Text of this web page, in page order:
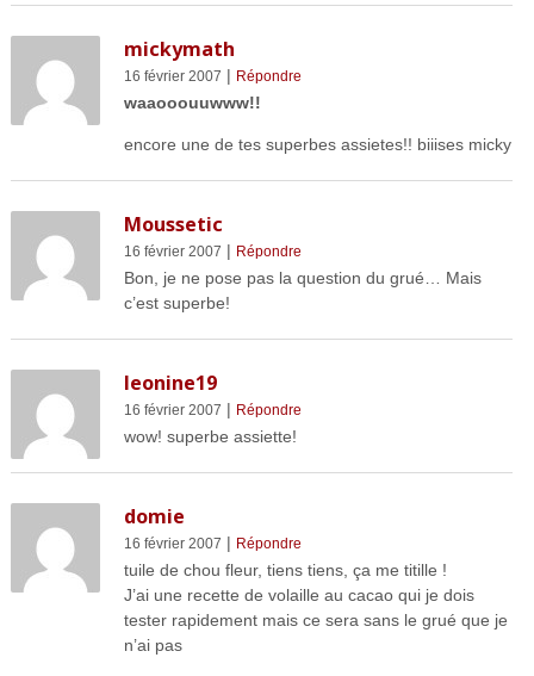
mickymath
16 février 2007 | Répondre
waaooouuwww!!
encore une de tes superbes assietes!! biiises micky
Moussetic
16 février 2007 | Répondre
Bon, je ne pose pas la question du grué… Mais
c’est superbe!
leonine19
16 février 2007 | Répondre
wow! superbe assiette!
domie
16 février 2007 | Répondre
tuile de chou fleur, tiens tiens, ça me titille !
J’ai une recette de volaille au cacao qui je dois
tester rapidement mais ce sera sans le grué que je
n’ai pas